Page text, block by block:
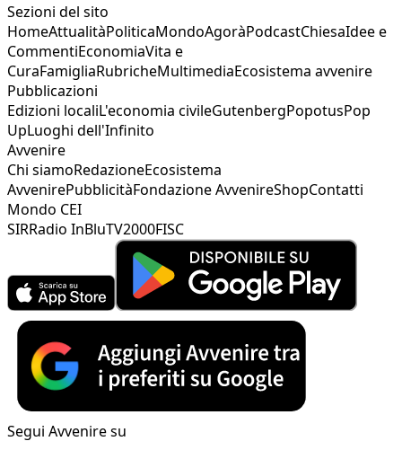
Sezioni del sito
HomeAttualitàPoliticaMondoAgoràPodcastChiesaIdee e
CommentiEconomiaVita e
CuraFamigliaRubricheMultimediaEcosistema avvenire
Pubblicazioni
Edizioni localiL'economia civileGutenbergPopotusPop
UpLuoghi dell'Infinito
Avvenire
Chi siamoRedazioneEcosistema
AvvenirePubblicitàFondazione AvvenireShopContatti
Mondo CEI
SIRRadio InBluTV2000FISC
Segui Avvenire su